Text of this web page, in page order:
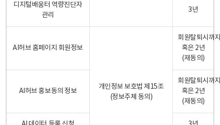
디지털배움터 역량진단자
관리
3년
AI허브 홈페이지 회원정보
개인정보 보호법 제15조
(정보주체 동의)
회원탈퇴시까
혹은 2년
(재동의)
AI허브 홍보동의 정보
회원탈퇴시까
혹은 2년
(재동의)